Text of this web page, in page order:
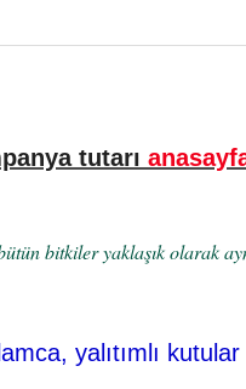
tutarı
bitkiler yaklaşık olarak
yalıtımlı